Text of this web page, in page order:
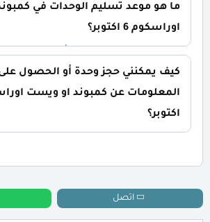
ما هو موعد تسليم الوحدات في
اوراسكوم 6 اكتوبر؟
مع إمكانية التسليم نصف تشطيب أو
حسب رغبة العميل.
كيف يمكنني حجز وحدة أو الحصول
اكتوبر؟
اتصل